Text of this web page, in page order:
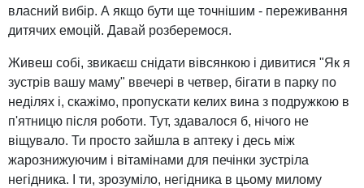
власний вибір. А якщо бути ще точнішим - переживання
дитячих емоцій. Давай розберемося.
Живеш собі, звикаєш снідати вівсянкою і дивитися "Як я
зустрів вашу маму" ввечері в четвер, бігати в парку по
неділях і, скажімо, пропускати келих вина з подружкою в
п'ятницю після роботи. Тут, здавалося б, нічого не
віщувало. Ти просто зайшла в аптеку і десь між
жарознижуючим і вітамінами для печінки зустріла
негідника. І ти, зрозуміло, негідника в цьому милому